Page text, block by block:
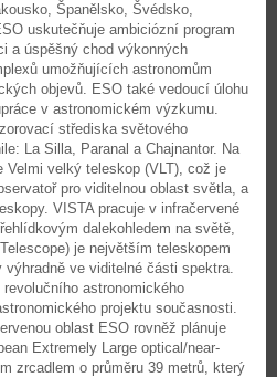
Španělsko, Švédsko,
uskutečňuje ambiciózní program
a úspěšný chod výkonných
umožňujících astronomům
objevů. ESO také vedoucí úlohu
v astronomickém výzkumu.
střediska světového
La Silla, Paranal a Chajnantor. Na
Velmi velký teleskop (VLT), což je
pro viditelnou oblast světla, a
VISTA pracuje v infračervené
dalekohledem na světě,
je největším teleskopem
výhradně ve viditelné části spektra.
astronomického
projektu současnosti.
oblast ESO rovněž plánuje
Extremely Large optical/near-
zrcadlem o průměru 39 metrů, který